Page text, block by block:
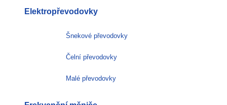
Elektropřevodovky
Šnekové převodovky
Čelní převodovky
Malé převodovky